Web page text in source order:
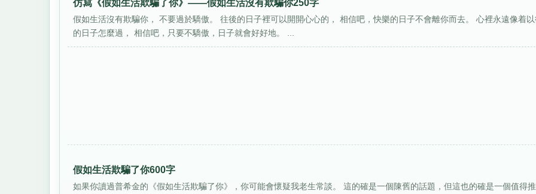
仿寫《假如生活欺騙了你》——假如生活沒有欺騙你250字
假如生活沒有欺騙你， 不要過於驕傲。 往後的日子裡可以開開心心的， 相信吧，快樂的日子不會離你而去。 心裡永遠像着以
的日子怎麼過， 相信吧，只要不驕傲，日子就會好好地。 ...
假如生活欺騙了你600字
如果你讀過普希金的《假如生活欺騙了你》，你可能會懷疑我老生常談。 這的確是一個陳舊的話題，但這也的確是一個值得